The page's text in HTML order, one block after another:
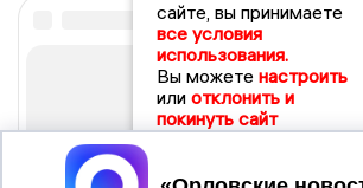
сайте, вы принимаете
все условия
использования.
Вы можете настроить
или отклонить и
покинуть сайт
Принять